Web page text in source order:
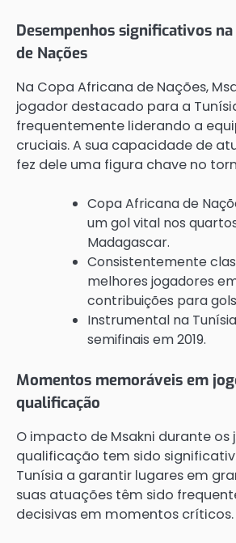
Desempenhos significativos
de Nações
Na Copa Africana de Nações,
jogador destacado para a
frequentemente liderando a
cruciais. A sua capacidade de
fez dele uma figura chave no
Copa Africana de
um gol vital nos
Madagascar.
Consistentemente
melhores jogadores
contribuições para
Instrumental na
semifinais em 2019.
Momentos memoráveis em
qualificação
O impacto de Msakni durante os
qualificação tem sido
Tunísia a garantir lugares em
suas atuações têm sido
decisivas em momentos críticos.